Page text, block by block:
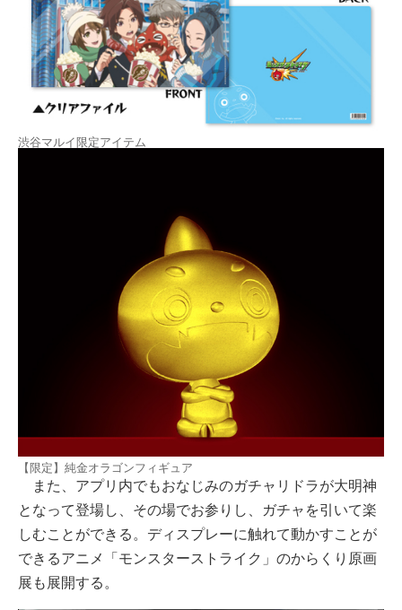
渋谷マルイ限定アイテム
【限定】純金オラゴンフィギュア
また、アプリ内でもおなじみのガチャリドラが大明神
となって登場し、その場でお参りし、ガチャを引いて楽
しむことができる。ディスプレーに触れて動かすことが
できるアニメ「モンスターストライク」のからくり原画
展も展開する。